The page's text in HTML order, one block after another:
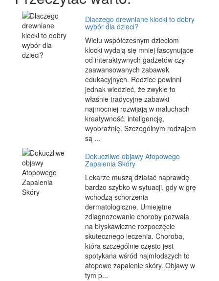
Dlaczego drewniane klocki to dobry
wybór dla dzieci?
Wielu współczesnym dzieciom
klocki wydają się mniej fascynujące
od interaktywnych gadżetów czy
zaawansowanych zabawek
edukacyjnych. Rodzice powinni
jednak wiedzieć, że zwykle to
właśnie tradycyjne zabawki
najmocniej rozwijają w maluchach
kreatywność, inteligencję,
wyobraźnię. Szczególnym rodzajem
są ...
Dokuczliwe objawy Atopowego
Zapalenia Skóry
Lekarze muszą działać naprawdę
bardzo szybko w sytuacji, gdy w grę
wchodzą schorzenia
dermatologiczne. Umiejętne
zdiagnozowanie choroby pozwala
na błyskawiczne rozpoczęcie
skutecznego leczenia. Choroba,
która szczególnie często jest
spotykana wśród najmłodszych to
atopowe zapalenie skóry. Objawy w
tym p...